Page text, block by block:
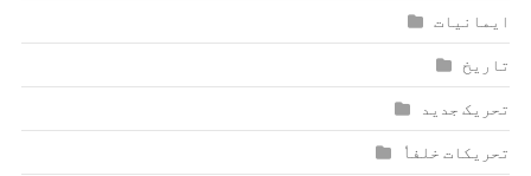
ایمانیات
تاریخ
تحریک جدید
تحریکات خلفاٗ